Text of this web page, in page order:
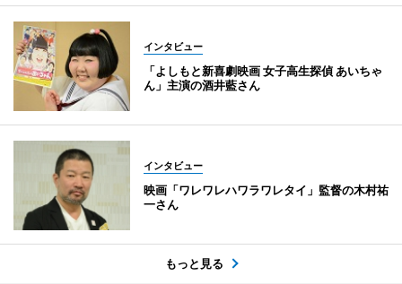
インタビュー
「よしもと新喜劇映画 女子高生探偵 あいちゃ
ん」主演の酒井藍さん
インタビュー
映画「ワレワレハワラワレタイ」監督の木村祐
一さん
もっと見る